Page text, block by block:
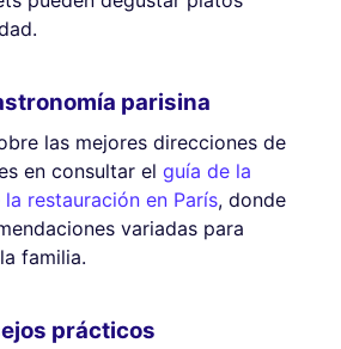
parisina
las mejores direcciones de
en consultar el guía de la
restauración en París, donde
variadas para
familia.
prácticos